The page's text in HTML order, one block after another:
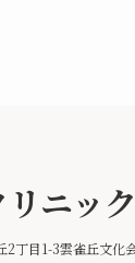
ニック
丁目1-3雲雀丘文化